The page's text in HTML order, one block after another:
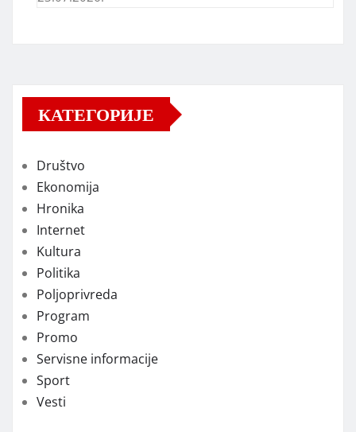
КАТЕГОРИЈЕ
Društvo
Ekonomija
Hronika
Internet
Kultura
Politika
Poljoprivreda
Program
Promo
Servisne informacije
Sport
Vesti